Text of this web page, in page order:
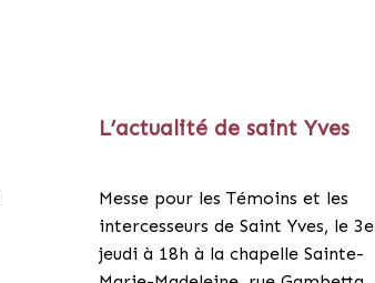
L’actualité de saint Yves
Messe pour les Témoins et les
intercesseurs de Saint Yves, le 3e
jeudi à 18h à la chapelle Sainte-